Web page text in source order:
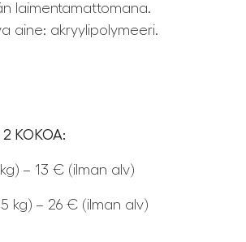
laimentamattomana.
aine: akryylipolymeeri.
KOKOA:
– 13 € (ilman alv)
kg) – 26 € (ilman alv)